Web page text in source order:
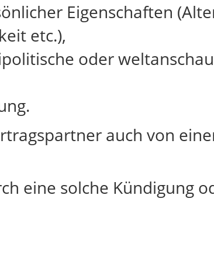
Eigenschaften
etc.),
oder
auch von
eine solche Kündigung